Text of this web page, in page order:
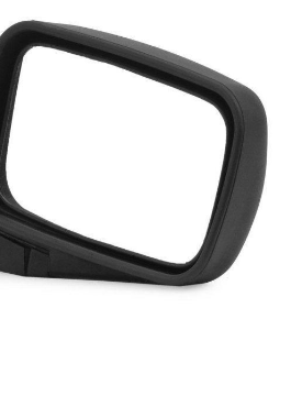
واکس ، پولیش و تمیز کننده خودرو
سردنده و گردگیر
سنسور و دزدگیر و جی پی اس خودرو
سیستم صوتی و تصویری خودرو